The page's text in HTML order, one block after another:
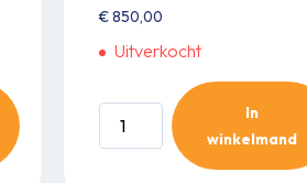
€850,00
Uitverkocht
In
winkelmand